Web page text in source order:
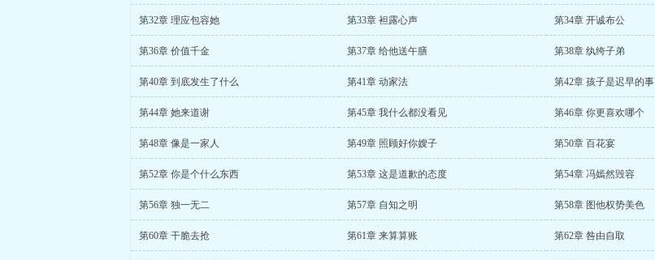
第32章 理应包容她 第33章 袒露心声 第34章 开诚布公
第36章 价值千金 第37章 给他送午膳 第38章 纨绔子弟
第40章 到底发生了什么 第41章 动家法 第42章 孩子是迟早的事
第44章 她来道谢 第45章 我什么都没看见 第46章 你更喜欢哪个
第48章 像是一家人 第49章 照顾好你嫂子 第50章 百花宴
第52章 你是个什么东西 第53章 这是道歉的态度 第54章 冯嫣然毁容
第56章 独一无二 第57章 自知之明 第58章 图他权势美色
第60章 干脆去抢 第61章 来算算账 第62章 咎由自取